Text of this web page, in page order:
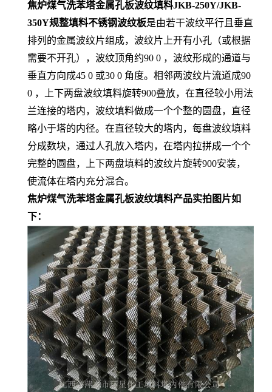
焦炉煤气洗苯塔金属孔板波纹填料JKB-250Y/JKB-
350Y规整填料不锈钢波纹板是由若干波纹平行且垂直
排列的金属波纹片组成，波纹片上开有小孔（或根据
需要不开孔），波纹顶角约90 0 ，波纹形成的通道与
垂直方向成45 0 或30 0 角度。相邻两波纹片流道成90
0 ，上下两盘波纹填料旋转900叠放，在直径较小用法
兰连接的塔内，波纹填料做成一个个整的圆盘，直径
略小于塔的内径。在直径较大的塔内，每盘波纹填料
分成数块，通过人孔放入塔内，在塔内拉拼成一个个
完整的圆盘，上下两盘填料的波纹片旋转900安装，
使流体在塔内充分混合。
焦炉煤气洗苯塔金属孔板波纹填料产品实拍图片如
下：